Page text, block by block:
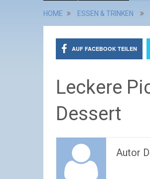
HOME ESSEN & TRINKEN
AUF FACEBOOK TEILEN
Leckere
Dessert
Autor